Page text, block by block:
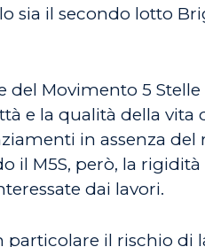
sia il secondo lotto
Movimento 5
e la qualità della
in assenza
il M5S, però, la
dai lavori.
il rischio di